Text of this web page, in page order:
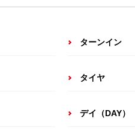
ターンイン
タイヤ
デイ（DAY）